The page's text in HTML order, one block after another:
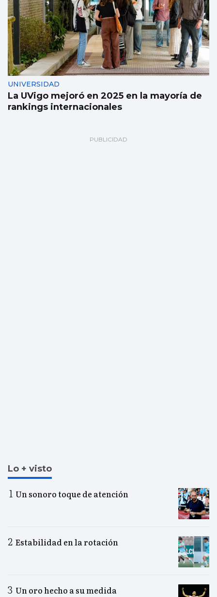
UNIVERSIDAD
La UVigo mejoró en 2025 en la mayoría de
rankings internacionales
Lo + visto
Un sonoro toque de atención
Estabilidad en la rotación
Un oro hecho a su medida